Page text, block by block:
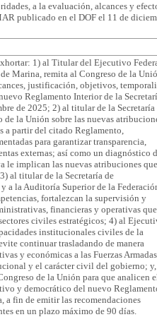
a la evaluación, alcances y
publicado en el DOF el 11 de
1) al Titular del Ejecutivo
Marina, remita al Congreso de la
justificación, objetivos,
Reglamento Interior de la
de 2025; 2) al titular de la Secretaría
la Unión sobre las nuevas
a partir del citado Reglamento,
para garantizar transparencia,
externas; así como un diagnóstico
le implican las nuevas atribuciones
al titular de la Secretaría de
a la Auditoría Superior de la
fortalezcan la supervisión y
financieras y operativas que
civiles estratégicos; 4) al
institucionales civiles de la
continuar trasladando de manera
y económicas a las Fuerzas
y el carácter civil del gobierno; y,
de la Unión para que analicen
y democrático del nuevo
a fin de emitir las recomendaciones
en un plazo máximo de 90 días.